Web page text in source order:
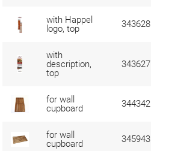
with Happel
logo, top
343628
with
description,
top
343627
for wall
cupboard
344342
for wall
cupboard
345943